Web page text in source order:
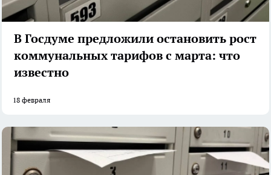
В Госдуме предложили остановить рост
коммунальных тарифов с марта: что
известно
18 февраля